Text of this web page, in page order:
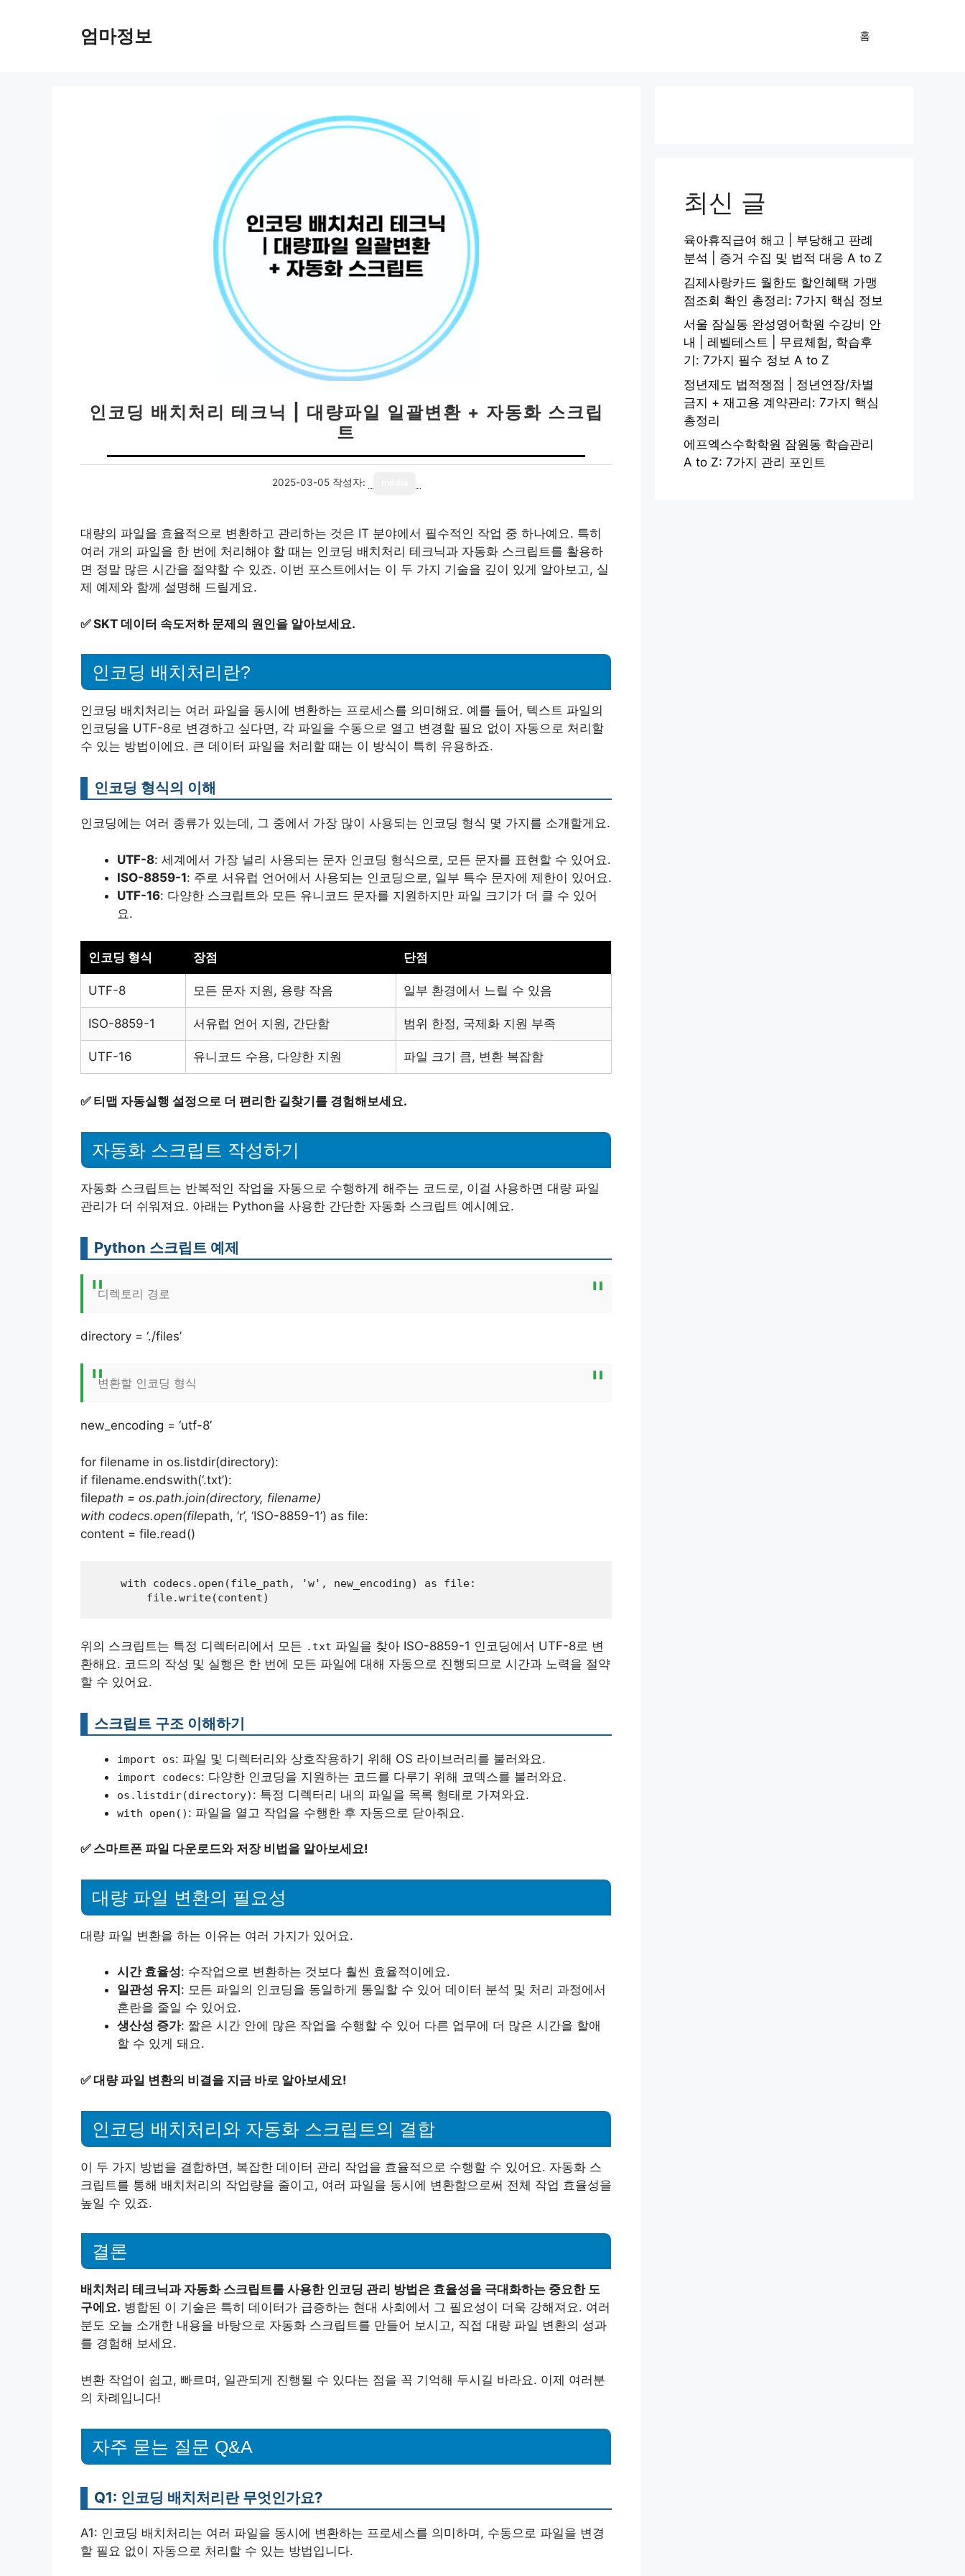
엄마정보 홈
인코딩 배치처리 테크닉 | 대량파일 일괄변환 + 자동화 스크립
트
2025-03-05 작성자:
대량의 파일을 효율적으로 변환하고 관리하는 것은 IT 분야에서 필수적인 작업 중 하나예요. 특히
여러 개의 파일을 한 번에 처리해야 할 때는 인코딩 배치처리 테크닉과 자동화 스크립트를 활용하
면 정말 많은 시간을 절약할 수 있죠. 이번 포스트에서는 이 두 가지 기술을 깊이 있게 알아보고, 실
제 예제와 함께 설명해 드릴게요.
✅SKT 데이터 속도저하 문제의 원인을 알아보세요.
인코딩 배치처리란?
인코딩 배치처리는 여러 파일을 동시에 변환하는 프로세스를 의미해요. 예를 들어, 텍스트 파일의
인코딩을 UTF-8로 변경하고 싶다면, 각 파일을 수동으로 열고 변경할 필요 없이 자동으로 처리할
수 있는 방법이에요. 큰 데이터 파일을 처리할 때는 이 방식이 특히 유용하죠.
인코딩 형식의 이해
인코딩에는 여러 종류가 있는데, 그 중에서 가장 많이 사용되는 인코딩 형식 몇 가지를 소개할게요.
UTF-8: 세계에서 가장 널리 사용되는 문자 인코딩 형식으로, 모든 문자를 표현할 수 있어요.
ISO-8859-1: 주로 서유럽 언어에서 사용되는 인코딩으로, 일부 특수 문자에 제한이 있어요.
UTF-16: 다양한 스크립트와 모든 유니코드 문자를 지원하지만 파일 크기가 더 클 수 있어
요.
인코딩 형식 장점 단점
UTF-8 모든 문자 지원, 용량 작음 일부 환경에서 느릴 수 있음
ISO-8859-1 서유럽 언어 지원, 간단함 범위 한정, 국제화 지원 부족
UTF-16 유니코드 수용, 다양한 지원 파일 크기 큼, 변환 복잡함
✅ 티맵 자동실행 설정으로 더 편리한 길찾기를 경험해보세요.
자동화 스크립트 작성하기
자동화 스크립트는 반복적인 작업을 자동으로 수행하게 해주는 코드로, 이걸 사용하면 대량 파일
관리가 더 쉬워져요. 아래는 Python을 사용한 간단한 자동화 스크립트 예시예요.
Python 스크립트 예제
디렉토리 경로
directory = ‘./files’
변환할 인코딩 형식
new_encoding = ‘utf-8’
for filename in os.listdir(directory):
if filename.endswith(‘.txt’):
filepath = os.path.join(directory, filename)
with codecs.open(filepath, ‘r’, ‘ISO-8859-1’) as file:
content = file.read()
    with codecs.open(file_path, 'w', new_encoding) as file:
위의 스크립트는 특정 디렉터리에서 모든 .txt 파일을 찾아 ISO-8859-1 인코딩에서 UTF-8로 변
환해요. 코드의 작성 및 실행은 한 번에 모든 파일에 대해 자동으로 진행되므로 시간과 노력을 절약
할 수 있어요.
스크립트 구조 이해하기
import os: 파일 및 디렉터리와 상호작용하기 위해 OS 라이브러리를 불러와요.
import codecs: 다양한 인코딩을 지원하는 코드를 다루기 위해 코덱스를 불러와요.
os.listdir(directory) : 특정 디렉터리 내의 파일을 목록 형태로 가져와요.
with open() : 파일을 열고 작업을 수행한 후 자동으로 닫아줘요.
✅ 스마트폰 파일 다운로드와 저장 비법을 알아보세요!
대량 파일 변환의 필요성
대량 파일 변환을 하는 이유는 여러 가지가 있어요.
시간 효율성: 수작업으로 변환하는 것보다 훨씬 효율적이에요.
일관성 유지 : 모든 파일의 인코딩을 동일하게 통일할 수 있어 데이터 분석 및 처리 과정에서
혼란을 줄일 수 있어요.
생산성 증가: 짧은 시간 안에 많은 작업을 수행할 수 있어 다른 업무에 더 많은 시간을 할애
할 수 있게 돼요.
✅대량 파일 변환의 비결을 지금 바로 알아보세요!
인코딩 배치처리와 자동화 스크립트의 결합
이 두 가지 방법을 결합하면, 복잡한 데이터 관리 작업을 효율적으로 수행할 수 있어요. 자동화 스
크립트를 통해 배치처리의 작업량을 줄이고, 여러 파일을 동시에 변환함으로써 전체 작업 효율성을
높일 수 있죠.
결론
배치처리 테크닉과 자동화 스크립트를 사용한 인코딩 관리 방법은 효율성을 극대화하는 중요한 도
구에요. 병합된 이 기술은 특히 데이터가 급증하는 현대 사회에서 그 필요성이 더욱 강해져요. 여러
분도 오늘 소개한 내용을 바탕으로 자동화 스크립트를 만들어 보시고, 직접 대량 파일 변환의 성과
를 경험해 보세요.
변환 작업이 쉽고, 빠르며, 일관되게 진행될 수 있다는 점을 꼭 기억해 두시길 바라요. 이제 여러분
의 차례입니다!
자주 묻는 질문 Q&A
Q1: 인코딩 배치처리란 무엇인가요?
A1: 인코딩 배치처리는 여러 파일을 동시에 변환하는 프로세스를 의미하며, 수동으로 파일을 변경
할 필요 없이 자동으로 처리할 수 있는 방법입니다.
최신 글
육아휴직급여 해고 | 부당해고 판례
분석 | 증거 수집 및 법적 대응 A to Z
김제사랑카드 월한도 할인혜택 가맹
점조회 확인 총정리: 7가지 핵심 정보
서울 잠실동 완성영어학원 수강비 안
내 | 레벨테스트 | 무료체험, 학습후
기: 7가지 필수 정보 A to Z
정년제도 법적쟁점 | 정년연장/차별
금지 + 재고용 계약관리: 7가지 핵심
총정리
에프엑스수학학원 잠원동 학습관리
A to Z: 7가지 관리 포인트